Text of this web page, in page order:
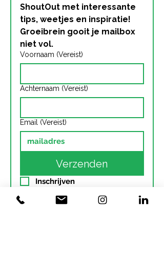
ShoutOut met interessante
tips, weetjes en inspiratie!
Groeibrein gooit je mailbox
Voornaam (Vereist)
Achternaam (Vereist)
Email (Vereist)
Verzenden
Inschrijven